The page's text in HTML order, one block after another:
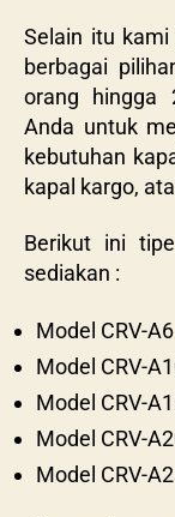
Selain itu
berbagai
orang hingga
Anda untuk
kebutuhan
kapal kargo,
Berikut ini
sediakan :
Model CRV-
Model CRV-
Model CRV-
Model CRV-
Model CRV-